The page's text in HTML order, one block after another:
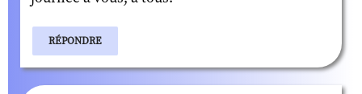
RÉPONDRE